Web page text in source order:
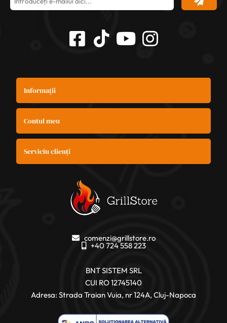
Informații
Contul meu
Serviciu clienți
comenzi@grillstore.ro
+40 724 558 223
BNT SISTEM SRL
CUI RO 12745140
Adresa: Strada Traian Vuia, nr 124A, Cluj-Napoca